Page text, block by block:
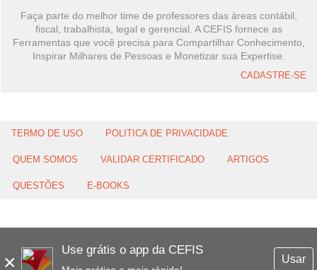
×
Use grátis o app da CEFIS
Usar
Faça parte do melhor time de professores das áreas contábil,
fiscal, trabalhista, legal e gerencial. A CEFIS fornece as
Ferramentas que você precisa para Compartilhar Conhecimento,
Inspirar Milhares de Pessoas e Monetizar sua Expertise.
CADASTRE-SE
TERMO DE USO POLITICA DE PRIVACIDADE
QUEM SOMOS VALIDAR CERTIFICADO ARTIGOS
QUESTÕES E-BOOKS